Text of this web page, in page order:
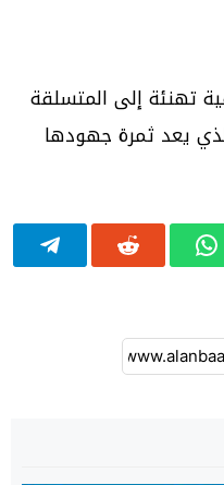
تهنئة إلى المتسلقة
الذي يعد ثمرة جهودها